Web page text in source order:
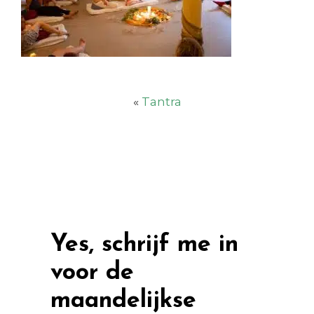
« Tantra
Yes, schrijf me in
voor de
maandelijkse